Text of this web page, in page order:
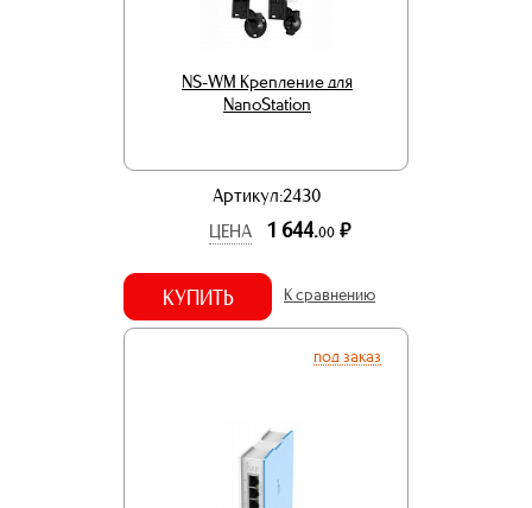
NS-WM Крепление для
NanoStation
Артикул:2430
ЦЕНА
1 644.00 р.
КУПИТЬ К сравнению
под заказ